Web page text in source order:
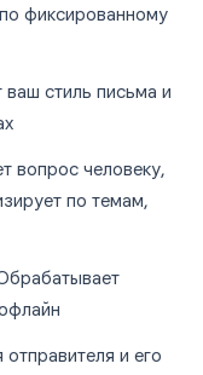
фиксированному
ваш стиль письма и
вопрос человеку,
по темам,
и его